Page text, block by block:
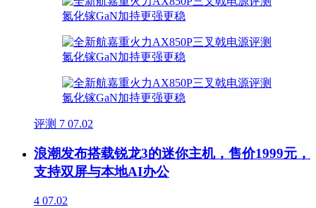
评测 7 07.02
浪潮发布搭载锐龙3的迷你主机，售价1999元，
支持双屏与本地AI办公
4 07.02